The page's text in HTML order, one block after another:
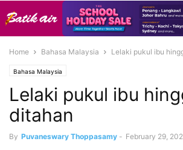
Home Bahasa Malaysia Lelaki pukul ibu
Bahasa Malaysia
Lelaki pukul ibu
ditahan
By Puvaneswary Thoppasamy - February 29,